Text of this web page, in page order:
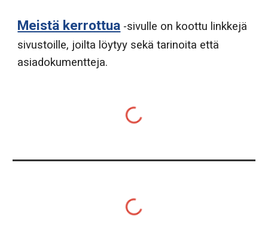
Meistä kerrottua -sivulle on koottu linkkejä
sivustoille, joilta löytyy sekä tarinoita että
asiadokumentteja.